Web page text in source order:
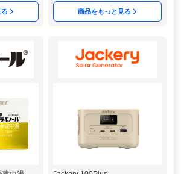
商品をもっと見る